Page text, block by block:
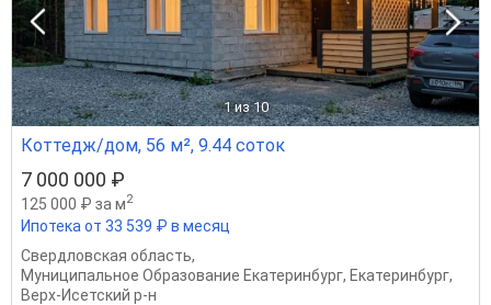
1 из 10
Коттедж/дом, 56 м², 9.44 соток
7 000 000 ₽
125 000 ₽ за м2
Ипотека от 33 539 ₽ в месяц
Свердловская область,
Муниципальное Образование Екатеринбург, Екатеринбург,
Верх-Исетский р-н